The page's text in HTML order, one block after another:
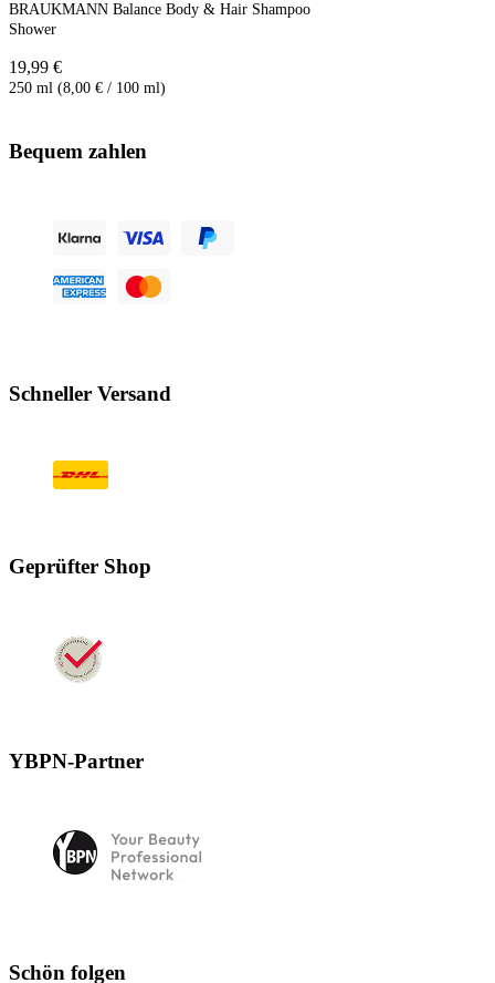
BRAUKMANN Balance Body & Hair Shampoo
Shower
19,99 €
250 ml (8,00 € / 100 ml)
Bequem zahlen
Schneller Versand
Geprüfter Shop
YBPN-Partner
Schön folgen